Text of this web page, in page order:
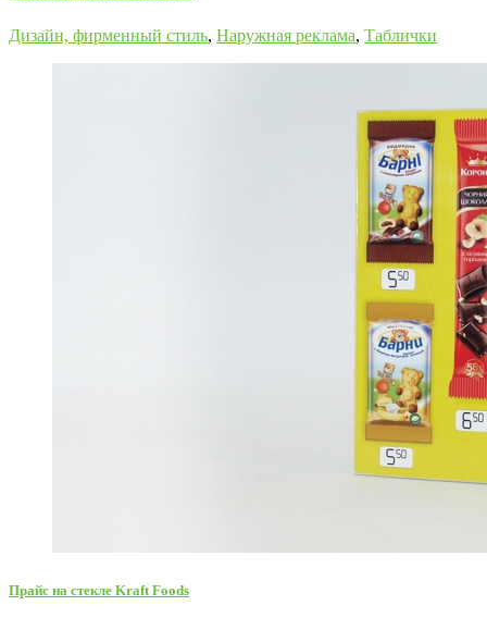
Дизайн, фирменный стиль, Наружная реклама, Таблички
Прайс на стекле Kraft Foods